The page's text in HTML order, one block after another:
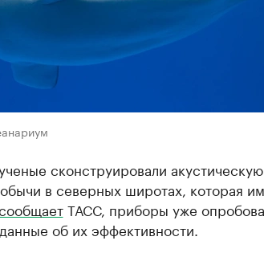
сконструировали
в северных широтах, которая
ТАСС, приборы уже
об их эффективности.